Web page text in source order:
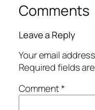
Comments
Leave a Reply
Your email
Required fields
Comment*